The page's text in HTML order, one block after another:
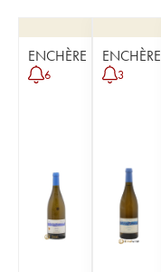
ENCHÈRE
6
ENCHÈRE
3